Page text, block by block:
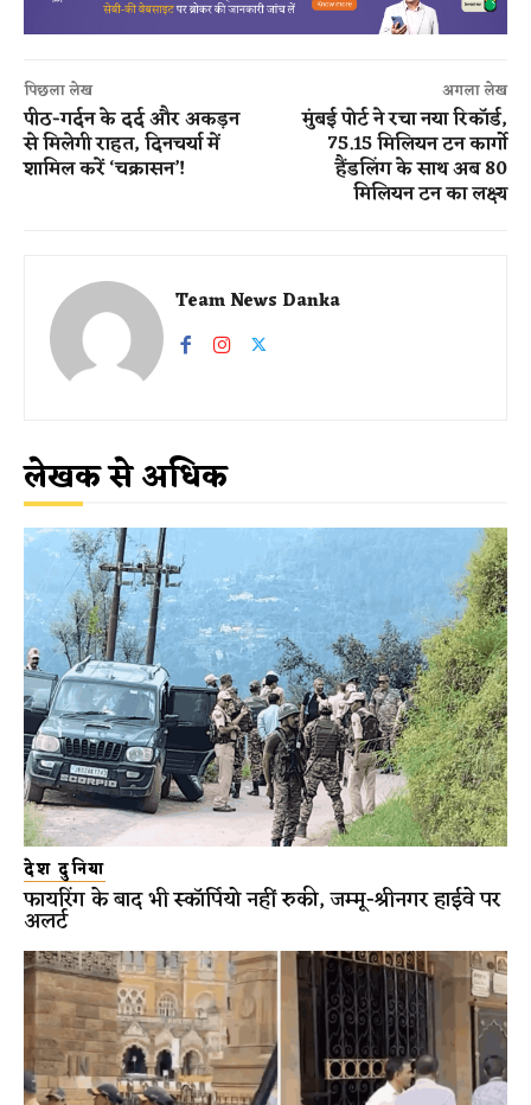
पिछला लेख
पीठ-गर्दन के दर्द और अकड़न
से मिलेगी राहत, दिनचर्या में
शामिल करें ‘चक्रासन’!
अगला लेख
मुंबई पोर्ट ने रचा नया रिकॉर्ड,
75.15 मिलियन टन कार्गो
हैंडलिंग के साथ अब 80
मिलियन टन का लक्ष्य
Team News Danka
लेखक से अधिक
देश दुनिया
फायरिंग के बाद भी स्कॉर्पियो नहीं रुकी, जम्मू-श्रीनगर हाईवे पर
अलर्ट